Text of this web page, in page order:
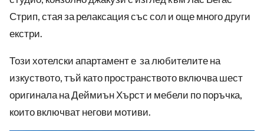
Стрип, стая за релаксация със сол и още много други
екстри.
Този хотелски апартамент е за любителите на
изкуството, тъй като пространството включва шест
оригинала на Деймиън Хърст и мебели по поръчка,
които включват негови мотиви.